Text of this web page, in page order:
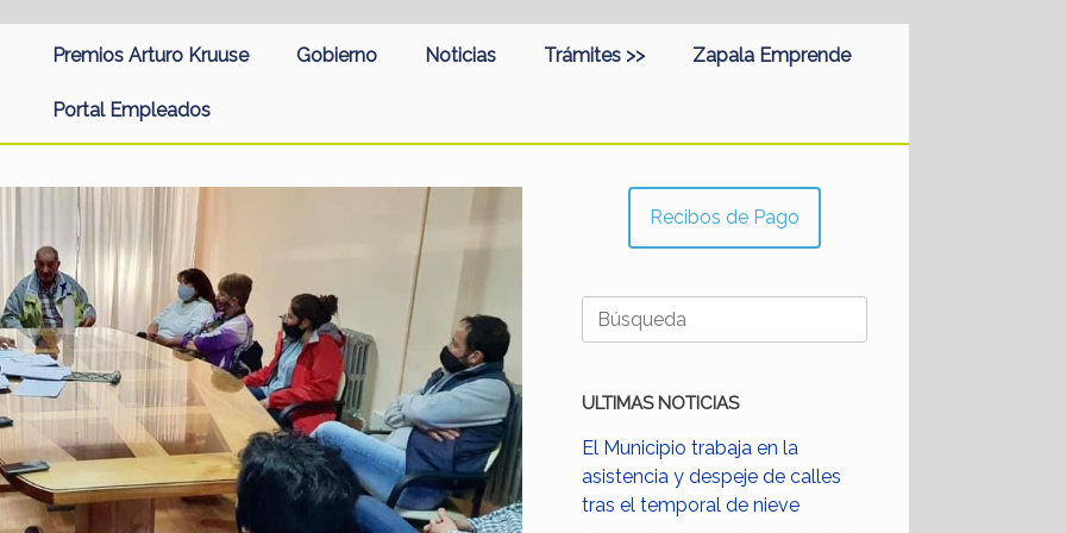
Premios Arturo Kruuse Gobierno Noticias Trámites >> Zapala Emprende
Portal Empleados
Recibos de Pago
Buscar:
ULTIMAS NOTICIAS
El Municipio trabaja en la
asistencia y despeje de calles
tras el temporal de nieve